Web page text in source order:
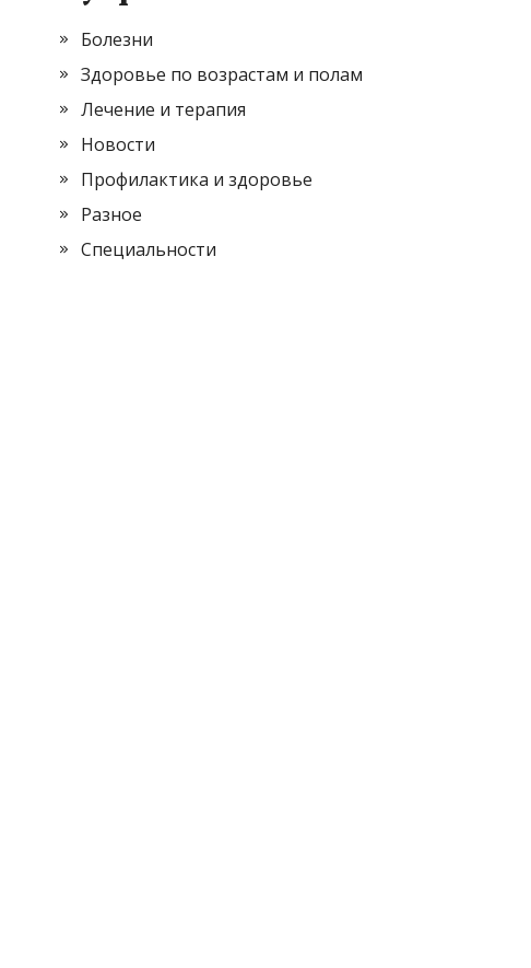
Болезни
Здоровье по возрастам и полам
Лечение и терапия
Новости
Профилактика и здоровье
Разное
Специальности